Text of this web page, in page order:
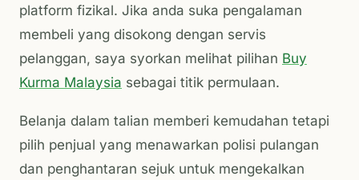
platform fizikal. Jika anda suka pengalaman
membeli yang disokong dengan servis
pelanggan, saya syorkan melihat pilihan Buy
Kurma Malaysia sebagai titik permulaan.
Belanja dalam talian memberi kemudahan tetapi
pilih penjual yang menawarkan polisi pulangan
dan penghantaran sejuk untuk mengekalkan